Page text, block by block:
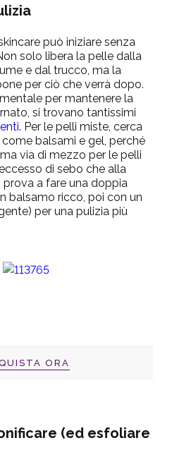
può iniziare senza
solo libera la pelle dalla
e dal trucco, ma la
per ciò che verrà dopo.
per mantenere la
si trovano tantissimi
. Per le pelli miste, cerca
balsami e gel, perché
via di mezzo per le pelli
di sebo che alla
prova a fare una doppia
balsamo ricco, poi con un
per una pulizia più
ORA
(ed esfoliare